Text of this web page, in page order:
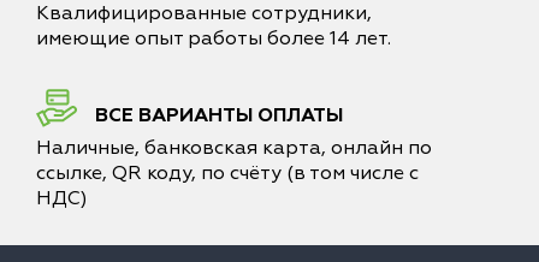
Квалифицированные сотрудники,
имеющие опыт работы более 14 лет.
ВСЕ ВАРИАНТЫ ОПЛАТЫ
Наличные, банковская карта, онлайн по
ссылке, QR коду, по счёту (в том числе с
НДС)